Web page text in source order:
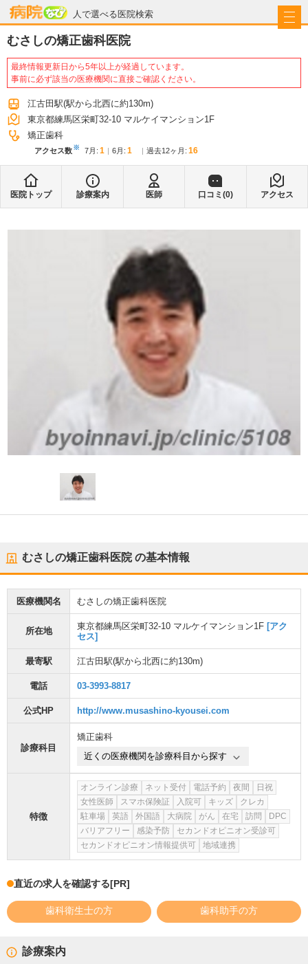
人で選べる医院検索
病院なび
むさしの矯正歯科医院
最終情報更新日から5年以上が経過しています。
事前に必ず該当の医療機関に直接ご確認ください。
江古田駅(駅から北西に約130m)
東京都練馬区栄町32-10 マルケイマンション1F
矯正歯科
アクセス数※ 7月 : 1 6月 : 1 過去12ヶ月: 16
医院トップ 診療案内 医師 口コミ(0) アクセス
むさしの矯正歯科医院の基本情報
医療機関名 むさしの矯正歯科医院
所在地 東京都練馬区栄町32-10 マルケイマンション1F [アク
セス]
最寄駅 江古田駅(駅から北西に約130m)
電話 03-3993-8817
公式HP http://www.musashino-kyousei.com
診療科目
矯正歯科
近くの医療機関を診療科目から探す
特徴
オンライン診療 ネット受付 電話予約 夜間
日祝
女性医師
スマホ保険証 入院可 キッズ
クレカ
駐車場
英語 外国語 大病院 がん 在宅 訪問
DPC
バリアフリー
感染予防
セカンドオピニオン受診可
セカンドオピニオン情報提供可
地域連携
直近の求人を確認する[PR]
歯科衛生士の方 歯科助手の方
診療案内